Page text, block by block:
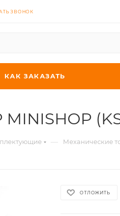
ЗВОНОК
КАК ЗАКАЗАТЬ
— Механические
ОТЛОЖИТЬ